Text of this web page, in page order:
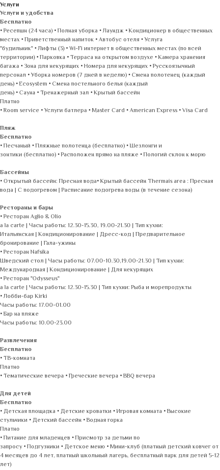
Услуги
Услуги и удобства
Бесплатно
• Ресепшн (24 часа) • Полная уборка • Лаундж • Кондиционер в общественных
местах • Приветственный напиток • Автобус отеля • Услуга
"будильник" • Лифты (3) • Wi-Fi интернет в общественных местах (по всей
территории) • Парковка • Терраса на открытом воздухе • Камера хранения
багажа • Зона для некурящих • Номера для некурящих • Русскоязычный
персонал • Уборка номеров (7 дней в неделю) • Смена полотенец (каждый
день) • Ecosystem • Смена постельного белья (каждый
день) • Сауна • Тренажерный зал • Крытый бассейн
Платно
• Room service • Услуги батлера • Master Card • American Express • Visa Card
Пляж
Бесплатно
• Песчаный • Пляжные полотенца (бесплатно) • Шезлонги и
зонтики (бесплатно) • Расположен прямо на пляже • Пологий склон к морю
Бассейны
• Открытый бассейн: Пресная вода• Крытый бассейн Thermais area : Пресная
вода | С подогревом | Расписание подогрева воды (в течение сезона)
Рестораны и бары
• Ресторан Aglio & Olio
a la carte | Часы работы: 12.30-15.30, 19.00-21.30 | Тип кухни:
Итальянская | Кондиционирование | Дресс-код | Предварительное
бронирование | Гала-ужины
• Ресторан Nafsika
Шведский стол | Часы работы: 07.00-10.30,19.00-21.30 | Тип кухни:
Международная | Кондиционирование | Для некурящих
• Ресторан "Odysseus"
a la carte | Часы работы: 12.30-15.30 | Тип кухни: Рыба и морепродукты
• Лобби-бар Kirki
Часы работы: 17.00-01.00
• Бар на пляже
Часы работы: 10.00-23.00
Развлечения
Бесплатно
• ТВ-комната
Платно
• Тематические вечера • Греческие вечера • BBQ вечера
Для детей
Бесплатно
• Детская площадка • Детские кроватки • Игровая комната • Высокие
стульчики • Детский бассейн • Водная горка
Платно
• Питание для младенцев • Присмотр за детьми по
запросу • Подгузники • Детское меню • Мини-клуб (платный детский ковчег от
4 месяцев до 4 лет, платный школьный лагерь, бесплатный парк для детей 5-12
лет)